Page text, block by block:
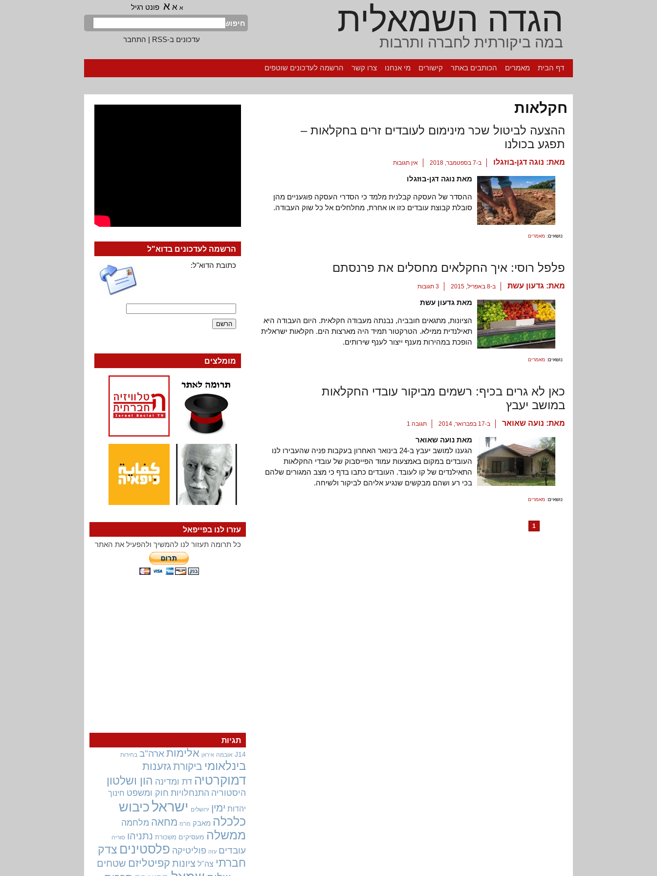
הגדה השמאלית
במה ביקורתית לחברה ותרבות
א א א פונט רגיל
חיפוש
עדכונים ב-RSS
| התחבר
דף הבית מאמרים הכותבים באתר קישורים מי אנחנו צרו קשר הרשמה לעדכונים שוטפים
חקלאות
ההצעה לביטול שכר מינימום לעובדים זרים בחקלאות –
תפגע בכולנו
מאת: נוגה דגן-בוזגלו ב-7 בספטמבר, 2018 אין תגובות
מאת נוגה דגן-בוזגלו
ההסדר של העסקה קבלנית מלמד כי הסדרי העסקה פוגעניים מהן
סובלת קבוצת עובדים כזו או אחרת, מחלחלים אל כל שוק העבודה.
נושאים: מאמרים
פלפל רוסי: איך החקלאים מחסלים את פרנסתם
מאת: גדעון עשת ב-8 באפריל, 2015 3 תגובות
מאת גדעון עשת
הציונות, מתגאים חובביה, נבנתה מעבודה חקלאית. היום העבודה היא
תאילנדית ממילא. הטרקטור תמיד היה מארצות הים. חקלאות ישראלית
הופכת במהירות מענף ייצור לענף שירותים.
נושאים: מאמרים
כאן לא גרים בכיף: רשמים מביקור עובדי החקלאות
במושב יעבץ
מאת: נועה שאואר ב-17 בפברואר, 2014 תגובה 1
מאת נועה שאואר
הגענו למושב יעבץ ב-24 בינואר האחרון בעקבות פניה שהעבירו לנו
העובדים במקום באמצעות עמוד הפייסבוק של עובדי החקלאות
התאילנדים של קו לעובד. העובדים כתבו בדף כי מצב המגורים שלהם
בכי רע ושהם מבקשים שנגיע אליהם לביקור ולשיחה.
נושאים: מאמרים
1
הרשמה לעדכונים בדוא"ל
כתובת הדוא"ל:
מומלצים
עזרו לנו בפייפאל
כל תרומה תעזור לנו להמשיך ולהפעיל את האתר
תגיות
J14 אובמה איראן אלימות ארה"ב בחירות
בינלאומי ביקורתגזענות
דמוקרטיה דת ומדינה הון ושלטון
היסטוריה התנחלויות חוק ומשפט חינוך
יהדות ימין ירושלים ישראל כיבוש
כלכלה מאבק מו"מ מחאה מלחמה
ממשלה מעסיקים משכורת נתניהו סוריה
עובדים עזה פוליטיקה פלסטינים צדק
חברתי צה"ל ציונות קפיטליזם שטחים